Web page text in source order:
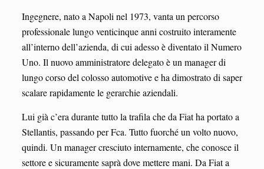
Ingegnere, nato a Napoli nel 1973, vanta un percorso
professionale lungo venticinque anni costruito interamente
all’interno dell’azienda, di cui adesso è diventato il Numero
Uno. Il nuovo amministratore delegato è un manager di
lungo corso del colosso automotive e ha dimostrato di saper
scalare rapidamente le gerarchie aziendali.
Lui già c’era durante tutto la trafila che da Fiat ha portato a
Stellantis, passando per Fca. Tutto fuorché un volto nuovo,
quindi. Un manager cresciuto internamente, che conosce il
settore e sicuramente saprà dove mettere mani. Da Fiat a